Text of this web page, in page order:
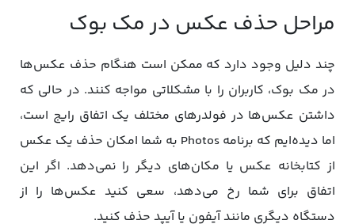
مراحل حذف عکس در مک بوک
چند دلیل وجود دارد که ممکن است هنگام حذف عکس‌ها
در مک بوک، کاربران را با مشکلاتی مواجه کنند. در حالی که
داشتن عکس‌ها در فولدرهای مختلف یک اتفاق رایج است،
اما دیده‌ایم که برنامه Photos به شما امکان حذف یک عکس
از کتابخانه عکس یا مکان‌های دیگر را نمی‌دهد. اگر این
اتفاق برای شما رخ می‌دهد، سعی کنید عکس‌ها را از
دستگاه دیگری مانند آیفون یا آیپد حذف کنید.